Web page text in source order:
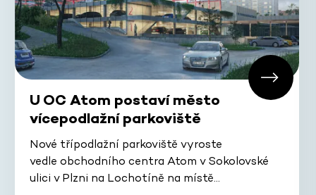
U OC Atom postaví město
vícepodlažní parkoviště
Nové třípodlažní parkoviště vyroste
vedle obchodního centra Atom v Sokolovské
ulici v Plzni na Lochotíně na místě…